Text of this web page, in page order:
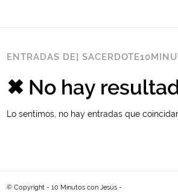
ENTRADAS DE]
✖ No hay
Lo sentimos, no hay entradas que
© Copyright - 10 Minutos con Jesús -